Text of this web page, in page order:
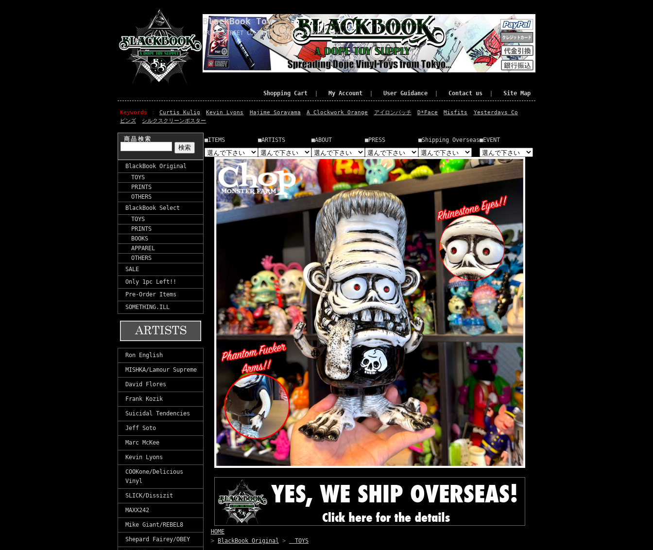
BlackBook Toy
ART x STREET CULTURE x TOY=BlackBook Toy!!
Shopping Cart My Account User Guidance Contact us Site Map
Keywords Curtis Kulig Kevin Lyons Hajime Sorayama A Clockwork Orange アイロンパッチ D*Face Misfits
Yesterdays Co
ピンズ
シルクスクリーンポスター
商品検索
BlackBook Original
TOYS
PRINTS
OTHERS
BlackBook Select
TOYS
PRINTS
BOOKS
APPAREL
OTHERS
SALE
Only 1pc Left!!
Pre-Order Items
SOMETHING.ILL
Ron English
MISHKA/Lamour Supreme
David Flores
Frank Kozik
Suicidal Tendencies
Jeff Soto
Marc McKee
Kevin Lyons
COOKone/Delicious
Vinyl
SLICK/Dissizit
MAXX242
Mike Giant/REBEL8
Shepard Fairey/OBEY
■ITEMS ■ARTISTS ■ABOUT ■PRESS ■Shipping Overseas■EVENT
HOME
>
BlackBook Original > TOYS